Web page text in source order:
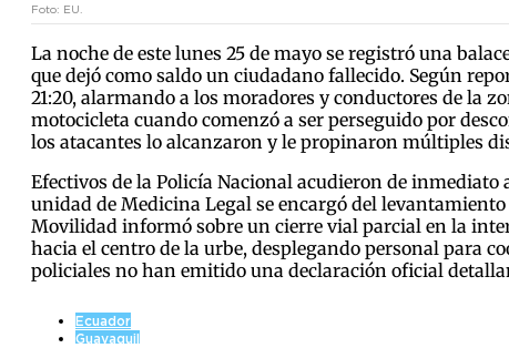
Foto: EU.
La noche de este lunes 25 de mayo se registró una
que dejó como saldo un ciudadano fallecido. Según
21:20, alarmando a los moradores y conductores de la
motocicleta cuando comenzó a ser perseguido por
los atacantes lo alcanzaron y le propinaron múltiples
Efectivos de la Policía Nacional acudieron de
unidad de Medicina Legal se encargó del
Movilidad informó sobre un cierre vial parcial en la
hacia el centro de la urbe, desplegando personal para
policiales no han emitido una declaración oficial
Ecuador
Guayaquil